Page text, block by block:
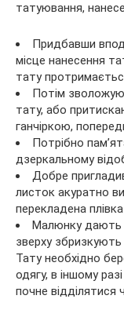
татуювання,
Придбавши
місце нанесення
тату
Потім
тату, або
ганчіркою,
Потрібно
дзеркальному
Добре
листок акуратно
перекладена
Малюнку дають
зверху
Тату необхідно
одягу, в іншому
почне відділятися